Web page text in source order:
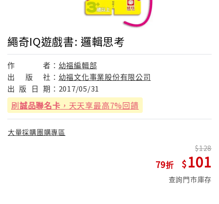
繩奇IQ遊戲書: 邏輯思考
作 者： 幼福編輯部
出
版 社： 幼福文化事業股份有限公司
出 版 日 期： 2017/05/31
刷誠品聯名卡 ，天天享最高7%回饋
大量採購團購專區
79
128
101
查詢門市庫存